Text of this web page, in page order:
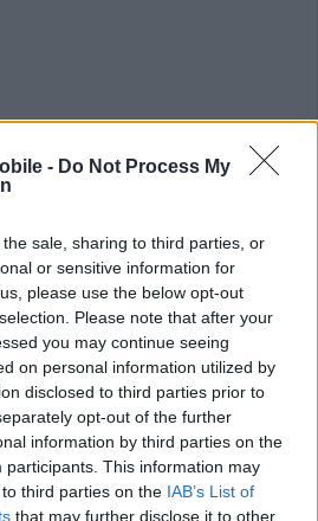
- Do Not Process My
sale, sharing to third parties, or
or sensitive information for
please use the below opt-out
Please note that after your
you may continue seeing
on personal information utilized by
disclosed to third parties prior to
opt-out of the further
information by third parties on the
participants. This information may
third parties on the IAB’s List of
that may further disclose it to other
2026. Företaget har angett
indirekt, äga och förvalta lös
och utveckling samt försäljning
för industriell verksamhet, elektriska
medverka till utveckling av nya